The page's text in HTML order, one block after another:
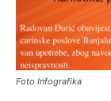
Foto Infografika